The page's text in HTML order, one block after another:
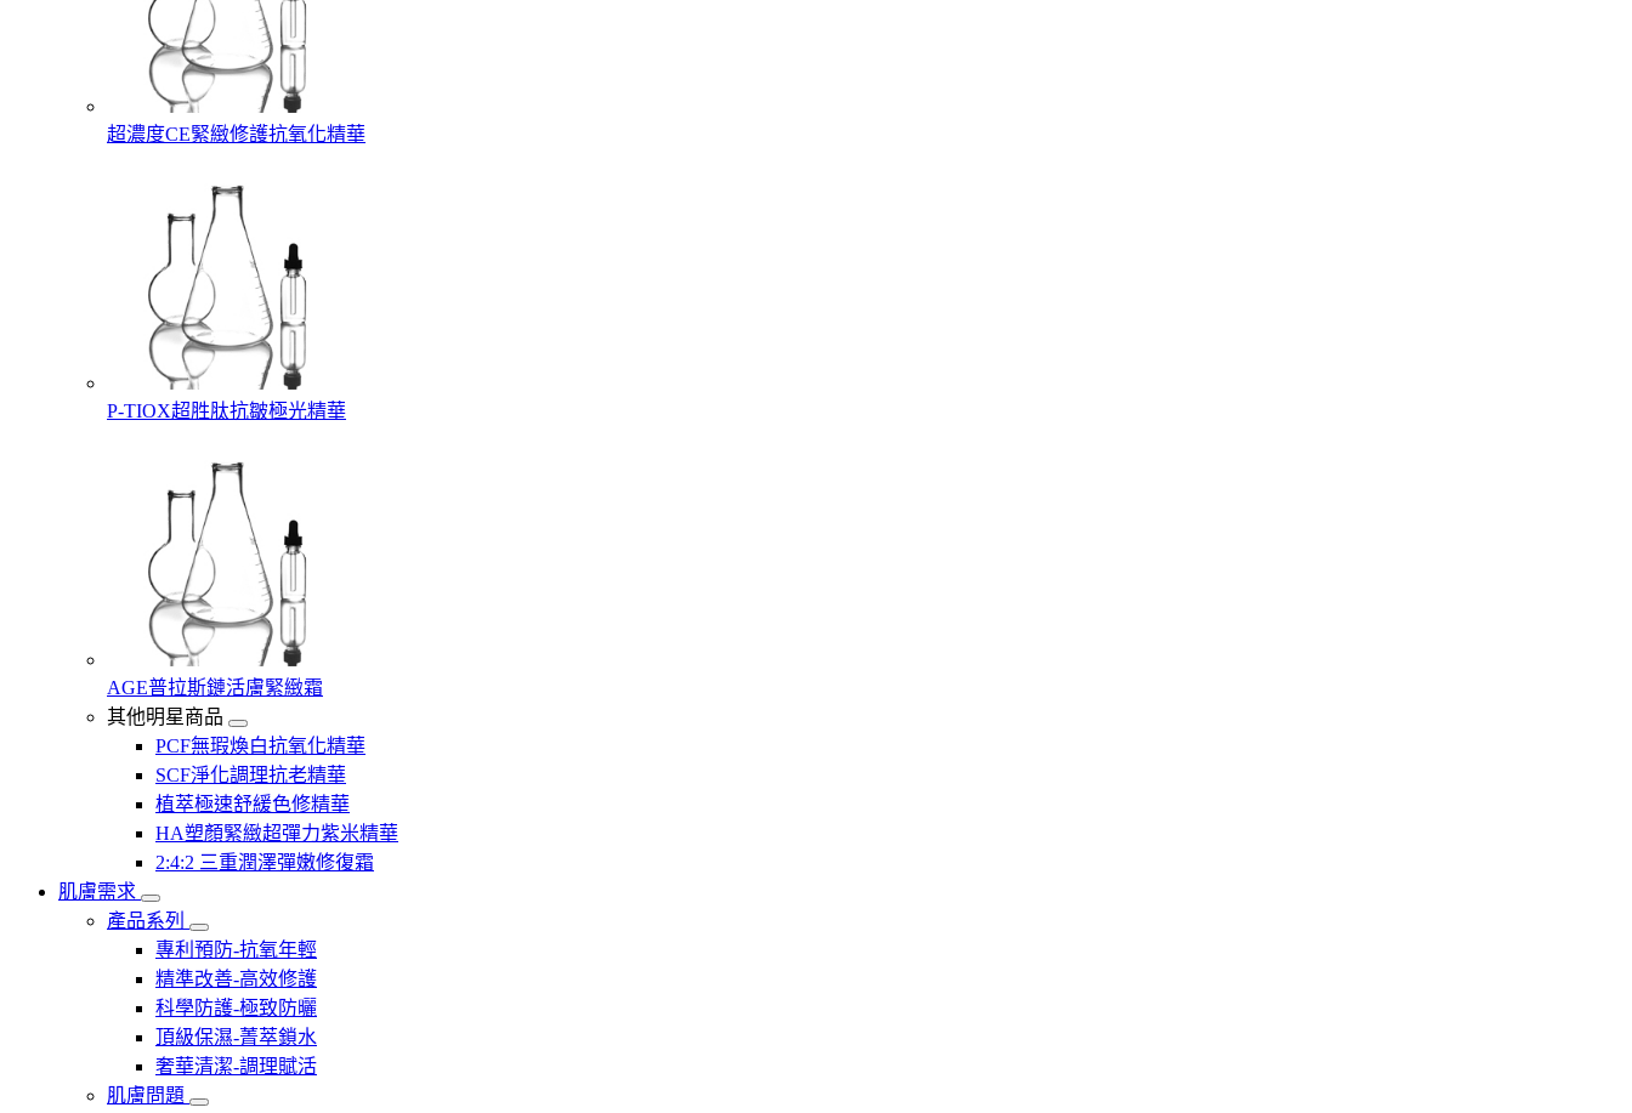
超濃度CE緊緻修護抗氧化精華
P-TIOX超胜肽抗皺極光精華
AGE普拉斯鏈活膚緊緻霜
其他明星商品
PCF無瑕煥白抗氧化精華
SCF淨化調理抗老精華
植萃極速舒緩色修精華
HA塑顏緊緻超彈力紫米精華
2:4:2 三重潤澤彈嫩修復霜
肌膚需求
產品系列
專利預防-抗氧年輕
精準改善-高效修護
科學防護-極致防曬
頂級保濕-菁萃鎖水
奢華清潔-調理賦活
肌膚問題